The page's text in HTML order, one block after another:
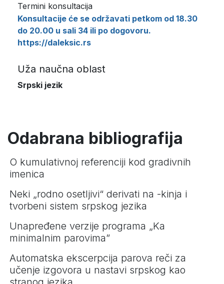
Termini konsultacija
Konsultacije će se održavati petkom od 18.30
do 20.00 u sali 34 ili po dogovoru.
https://daleksic.rs
Uža naučna oblast
Srpski jezik
Odabrana bibliografija
O kumulativnoj referenciji kod gradivnih
imenica
Neki „rodno osetljivi“ derivati na -kinja i
tvorbeni sistem srpskog jezika
Unapređene verzije programa „Ka
minimalnim parovima”
Automatska ekscerpcija parova reči za
učenje izgovora u nastavi srpskog kao